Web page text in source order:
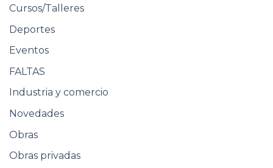
Cursos/Talleres
Deportes
Eventos
FALTAS
Industria y comercio
Novedades
Obras
Obras privadas